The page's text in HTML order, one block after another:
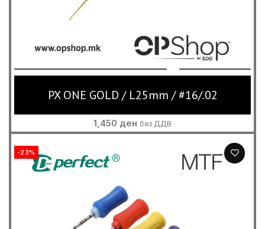
PX ONE GOLD / L25mm / #16/.02
1,450 ден без ДДВ
-23%